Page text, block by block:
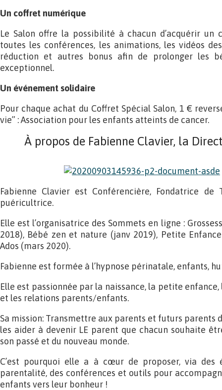
Un coffret numérique
Le Salon offre la possibilité à chacun d’acquérir un
toutes les conférences, les animations, les vidéos
réduction et autres bonus afin de prolonger les
exceptionnel.
Un événement solidaire
Pour chaque achat du Coffret Spécial Salon, 1 €
vie” : Association pour les enfants atteints de cancer.
À propos de Fabienne Clavier, la
Fabienne Clavier est Conférencière, Fondatrice de
puéricultrice.
Elle est l’organisatrice des Sommets en ligne :
2018), Bébé zen et nature (janv 2019), Petite
Ados (mars 2020).
Fabienne est formée à l’hypnose périnatale, enfants,
Elle est passionnée par la naissance, la petite
et les relations parents/enfants.
Sa mission: Transmettre aux parents et futurs parents
les aider à devenir LE parent que chacun souhaite
son passé et du nouveau monde.
C’est pourquoi elle a à cœur de proposer, via des
parentalité, des conférences et outils pour
enfants vers leur bonheur !